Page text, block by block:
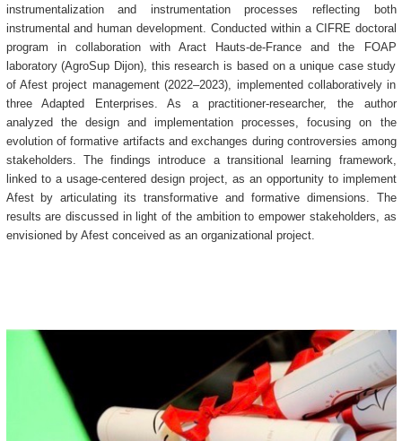
instrumentalization and instrumentation processes reflecting both
instrumental and human development. Conducted within a CIFRE doctoral
program in collaboration with Aract Hauts-de-France and the FOAP
laboratory (AgroSup Dijon), this research is based on a unique case study
of Afest project management (2022–2023), implemented collaboratively in
three Adapted Enterprises. As a practitioner-researcher, the author
analyzed the design and implementation processes, focusing on the
evolution of formative artifacts and exchanges during controversies among
stakeholders. The findings introduce a transitional learning framework,
linked to a usage-centered design project, as an opportunity to implement
Afest by articulating its transformative and formative dimensions. The
results are discussed in light of the ambition to empower stakeholders, as
envisioned by Afest conceived as an organizational project.